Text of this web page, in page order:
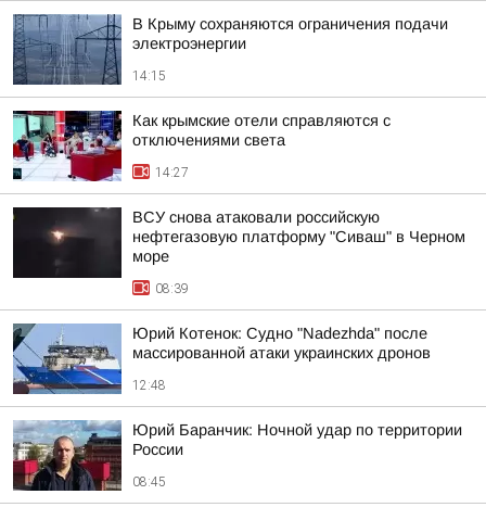
В Крыму сохраняются ограничения подачи
электроэнергии
14:15
Как крымские отели справляются с
отключениями света
14:27
ВСУ снова атаковали российскую
нефтегазовую платформу "Сиваш" в Черном
море
08:39
Юрий Котенок: Судно "Nadezhda" после
массированной атаки украинских дронов
12:48
Юрий Баранчик: Ночной удар по территории
России
08:45